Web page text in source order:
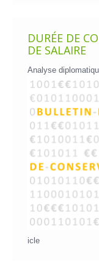
DURÉE DE
DE SALAIRE
Analyse
icle